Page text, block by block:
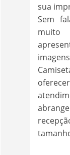
sua
Sem
muito